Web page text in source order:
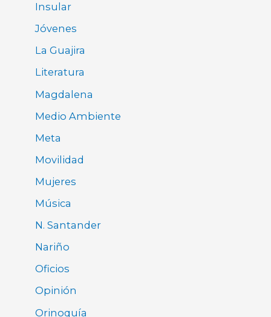
Insular
Jóvenes
La Guajira
Literatura
Magdalena
Medio Ambiente
Meta
Movilidad
Mujeres
Música
N. Santander
Nariño
Oficios
Opinión
Orinoquía